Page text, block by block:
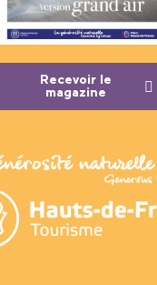
Recevoir le
magazine